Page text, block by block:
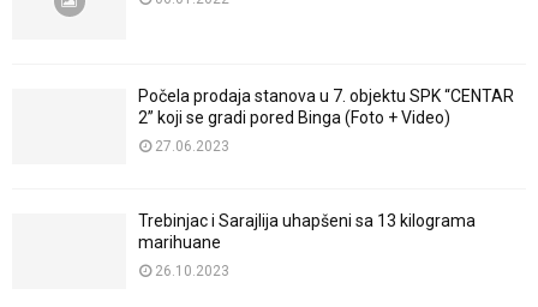
Počela prodaja stanova u 7. objektu SPK “CENTAR
2” koji se gradi pored Binga (Foto + Video)
27.06.2023
Trebinjac i Sarajlija uhapšeni sa 13 kilograma
marihuane
26.10.2023